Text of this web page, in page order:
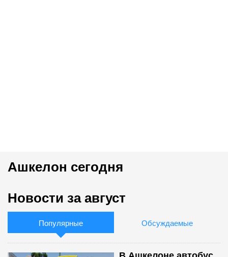
Ашкелон сегодня
Новости за август
Популярные Обсуждаемые